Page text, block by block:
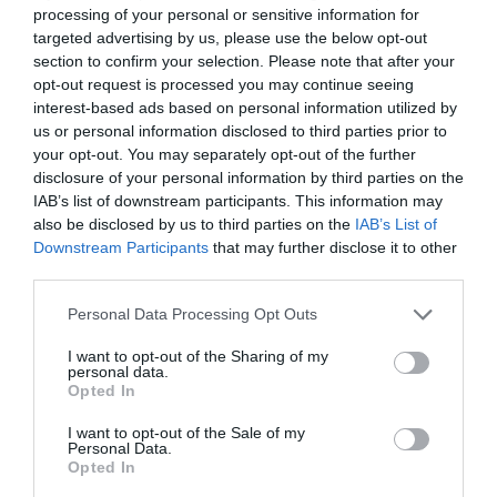
processing of your personal or sensitive information for
targeted advertising by us, please use the below opt-out
section to confirm your selection. Please note that after your
opt-out request is processed you may continue seeing
interest-based ads based on personal information utilized by
us or personal information disclosed to third parties prior to
your opt-out. You may separately opt-out of the further
disclosure of your personal information by third parties on the
IAB’s list of downstream participants. This information may
also be disclosed by us to third parties on the IAB’s List of
Downstream Participants that may further disclose it to other
Please note that this website/app uses one or more Google
not limited to your visit or usage behaviour. You may click to
grant or deny consent to Google and its third-party tags to
use your data for below specified purposes in below Google
consent section.
Personal Data Processing Opt Outs
I want to opt-out of the Sharing of my
personal data.
Opted In
I want to opt-out of the Sale of my
Personal Data.
Opted In
Az úgynevezett munkáshitel 17–26 éves fiatalok számára érhető
el, akik:
- magyar állampolgárok és magyarországi lakcímmel
rendelkeznek;
- legalább három hónapos biztosított státusszal rendelkeznek
Magyarországon;
- büntetlen előéletűek, és nincs fennálló adó- vagy hiteltartozásuk
(kivéve az egy éven belül rendezett, még nem törölt tartozást);
- és nem folytatnak felsőoktatási tanulmányokat, miközben heti 20
órát vagy annál többet dolgoznak.
babavárót: itt a kölcsönök toplistája
személyi kölcsönt
Mikor éri meg előtörleszteni a hitelt?